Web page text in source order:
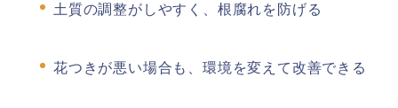
土質の調整がしやすく、根腐れを防げる
花つきが悪い場合も、環境を変えて改善できる